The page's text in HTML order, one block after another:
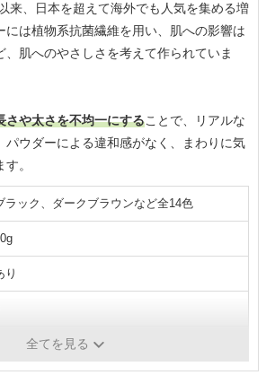
来、日本を超えて海外でも人気を集める増
には植物系抗菌繊維を用い、肌への影響は
、肌へのやさしさを考えて作られていま
さや太さを不均一にすることで、リアルな
パウダーによる違和感がなく、まわりに気
。
ラック、ダークブラウンなど全14色
り
全てを見る